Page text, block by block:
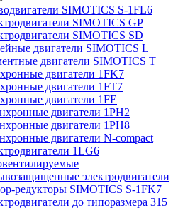
SIMOTICS S-1FL6
SIMOTICS GP
SIMOTICS SD
двигатели SIMOTICS L
двигатели SIMOTICS T
двигатели 1FK7
двигатели 1FT7
двигатели 1FE
двигатели 1PH2
двигатели 1PH8
двигатели N-compact
1LG6
электродвигатели
редукторы SIMOTICS S-1FK7
до типоразмера 315